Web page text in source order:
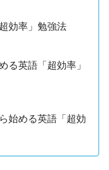
効率」勉強法
る英語「超効率」
始める英語「超効